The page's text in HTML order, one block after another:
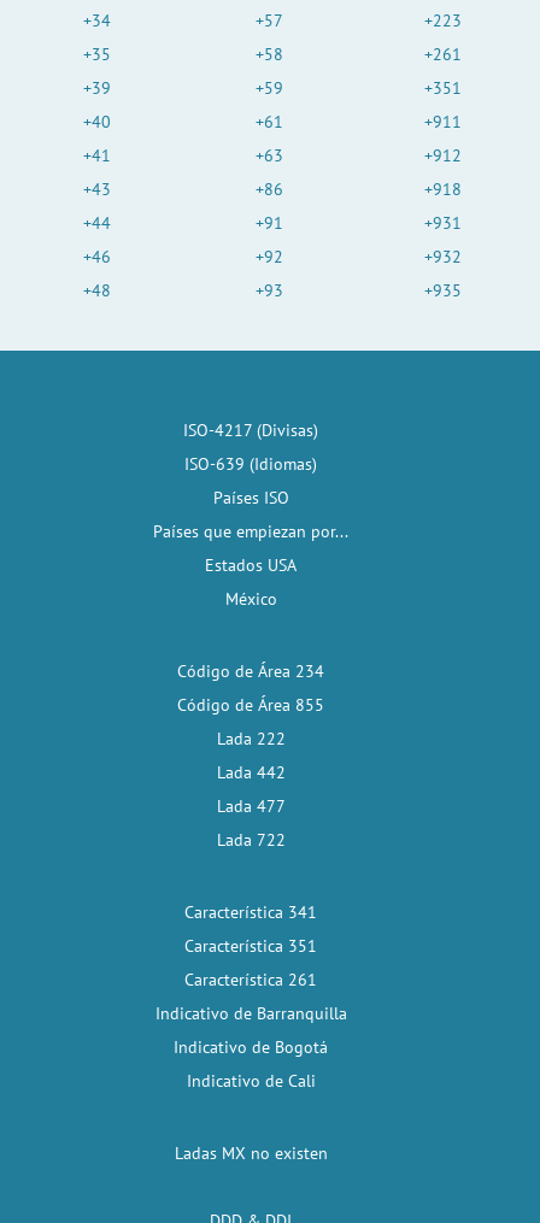
+34
+35
+39
+40
+41
+43
+44
+46
+48
+57
+58
+59
+61
+63
+86
+91
+92
+93
+223
+261
+351
+911
+912
+918
+931
+932
+935
ISO-4217 (Divisas)
ISO-639 (Idiomas)
Países ISO
Países que empiezan por...
Estados USA
México
Código de Área 234
Código de Área 855
Lada 222
Lada 442
Lada 477
Lada 722
Característica 341
Característica 351
Característica 261
Indicativo de Barranquilla
Indicativo de Bogotá
Indicativo de Cali
Ladas MX no existen